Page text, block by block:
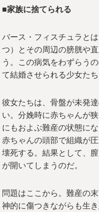
■家族に捨てられる
バース・フィスチュラと
つ）とその周辺の膀胱や
う。この病気をわずらう
て結婚させられる少女たち
彼女たちは、骨盤が未発
い。分娩時に赤ちゃんが
にもおよぶ難産の状態に
赤ちゃんの頭部で組織が
壊死する。結果として、
が開いてしまうのだ。
問題はここから。難産の
神的に傷つきながらも生